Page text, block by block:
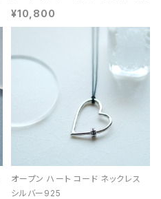
¥10,800
オープン ハート コード ネックレス
シルバー925